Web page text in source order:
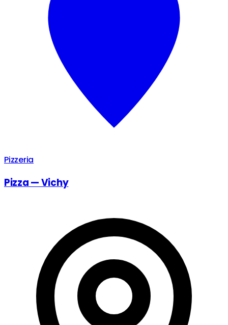
Pizzeria
Pizza — Vichy